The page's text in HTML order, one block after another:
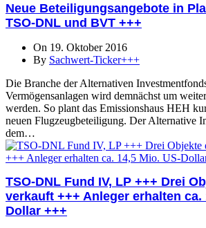
Neue Beteiligungsangebote in
TSO-DNL und BVT +++
On 19. Oktober 2016
By Sachwert-Ticker+++
Die Branche der Alternativen
Vermögensanlagen wird demnächst um
werden. So plant das Emissionshaus HEH
neuen Flugzeugbeteiligung. Der Alternative
dem…
TSO-DNL Fund IV, LP +++ Drei
verkauft +++ Anleger erhalten ca.
Dollar +++